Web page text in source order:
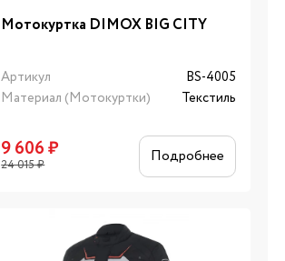
Мотокуртка DIMOX BIG CITY
Артикул
BS-4005
Материал (Мотокуртки)
Текстиль
9 606₽
24 015₽ Подробнее